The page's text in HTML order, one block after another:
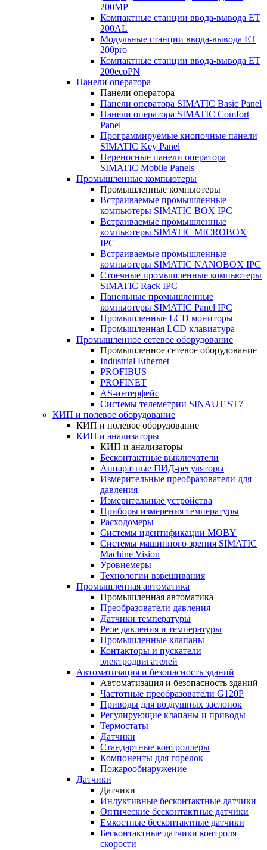
200MP
Компактные станции ввода-вывода ET
200AL
Модульные станции ввода-вывода ET
200pro
Компактные станции ввода-вывода ET
200ecoPN
Панели оператора
Панели оператора
Панели оператора SIMATIC Basic Panel
Панели оператора SIMATIC Comfort
Panel
Программируемые кнопочные панели
SIMATIC Key Panel
Переносные панели оператора
SIMATIC Mobile Panels
Промышленные компьютеры
Промышленные компьютеры
Встраиваемые промышленные
компьютеры SIMATIC BOX IPC
Встраиваемые промышленные
компьютеры SIMATIC MICROBOX
IPC
Встраиваемые промышленные
компьютеры SIMATIC NANOBOX IPC
Стоечные промышленные компьютеры
SIMATIC Rack IPC
Панельные промышленные
компьютеры SIMATIC Panel IPC
Промышленные LCD мониторы
Промышленная LCD клавиатура
Промышленное сетевое оборудование
Промышленное сетевое оборудование
Industrial Ethernet
PROFIBUS
PROFINET
AS-интерфейс
Системы телеметрии SINAUT ST7
КИП и полевое оборудование
КИП и полевое оборудование
КИП и анализаторы
КИП и анализаторы
Бесконтактные выключатели
Аппаратные ПИД-регуляторы
Измерительные преобразователи для
давления
Измерительные устройства
Приборы измерения температуры
Расходомеры
Системы идентификации MOBY
Системы машинного зрения SIMATIC
Machine Vision
Уровнемеры
Технологии взвешивания
Промышленная автоматика
Промышленная автоматика
Преобразователи давления
Датчики температуры
Реле давления и температуры
Промышленные клапаны
Контакторы и пускатели
электродвигателей
Автоматизация и безопасность зданий
Автоматизация и безопасность зданий
Частотные преобразователи G120P
Приводы для воздушных заслонок
Регулирующие клапаны и приводы
Термостаты
Датчики
Стандартные контроллеры
Компоненты для горелок
Пожарообнаружение
Датчики
Датчики
Индуктивные бесконтактные датчики
Оптические бесконтактные датчики
Емкостные бесконтактные датчики
Бесконтактные датчики контроля
скорости